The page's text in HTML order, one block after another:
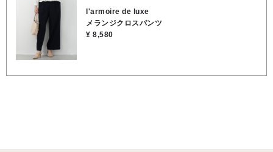
エットがキープできます。 リネン風の表情とメランジ素材は単色には
ない深みや立体感があり、柔らかい肌触りが特徴です。 オン・オフ問
わず幅広く合わせやすい一枚です。 ★ウエスト70cm/股上38cm/股下
66cm/裾幅28cm/渡り幅35cm/ヒップ96cm ●手洗い可能 ●ポリエステ
ル97％, ポリウレタン3％
l'armoire de luxe
メランジクロスパンツ
¥ 8,580